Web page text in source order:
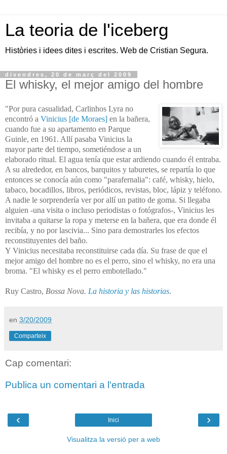
La teoria de l'iceberg
Històries i idees dites i escrites. Web de Cristian Segura.
divendres, 20 de març del 2009
El whisky, el mejor amigo del hombre
"Por pura casualidad, Carlinhos Lyra no
encontró a Vinicius [de Moraes] en la bañera,
cuando fue a su apartamento en Parque
Guinle, en 1961. Allí pasaba Vinicius la
mayor parte del tiempo, sometiéndose a un
elaborado ritual. El agua tenía que estar ardiendo cuando él entraba.
A su alrededor, en bancos, barquitos y taburetes, se repartía lo que
entonces se conocía aún como "parafernalia": café, whisky, hielo,
tabaco, bocadillos, libros, periódicos, revistas, bloc, lápiz y teléfono.
A nadie le sorprendería ver por allí un patito de goma. Si llegaba
alguien -una visita o incluso periodistas o fotógrafos-, Vinicius les
invitaba a quitarse la ropa y meterse en la bañera, que era donde él
recibía, y no por lascivia... Sino para demostrarles los efectos
reconstituyentes del baño.
Y Vinicius necesitaba reconstituirse cada día. Su frase de que el
mejor amigo del hombre no es el perro, sino el whisky, no era una
broma. "El whisky es el perro embotellado."
Ruy Castro, Bossa Nova. La historia y las historias.
en 3/20/2009
Comparteix
Cap comentari:
Publica un comentari a l'entrada
‹ ›
Inici
Visualitza la versió per a web